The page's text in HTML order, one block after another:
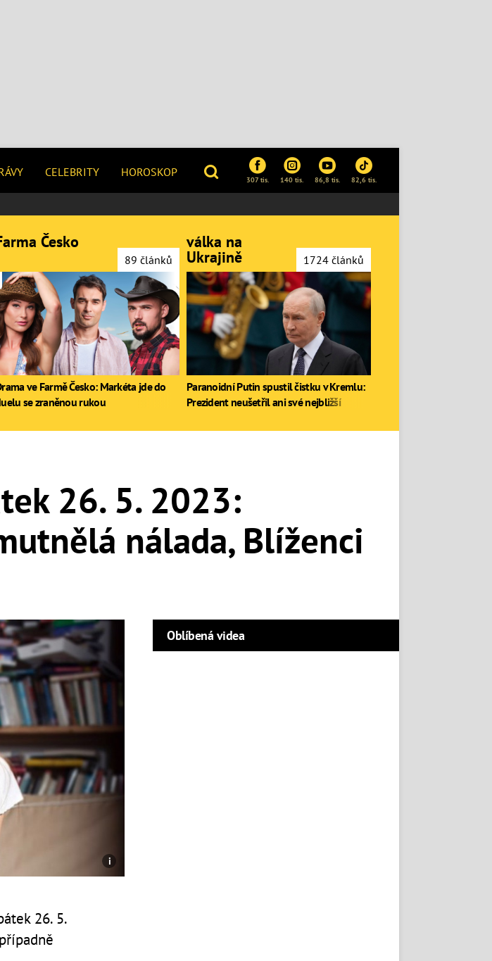
CELEBRITY HOROSKOP
307 tis. 140 tis. 86,8 tis. 82,6 tis.
26. 5. 2023:
nálada, Blíženci
26. 5.
Oblíbená videa
Česko
89 článků
ve Farmě Česko: Markéta jde do
se zraněnou rukou
válka na
Ukrajině 1724 článků
Paranoidní Putin spustil čistku v Kremlu:
Prezident neušetřil ani své nejbližší